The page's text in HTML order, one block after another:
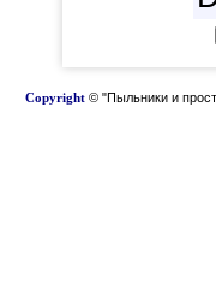
Copyright © "Пыльники и